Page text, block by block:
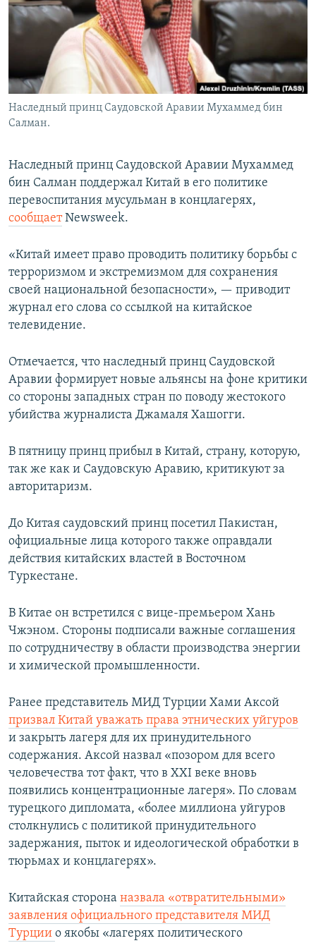
Наследный принц Саудовской Аравии Мухаммед бин
Салман.
Наследный принц Саудовской Аравии Мухаммед
бин Салман поддержал Китай в его политике
перевоспитания мусульман в концлагерях,
сообщаетNewsweek.
«Китай имеет право проводить политику борьбы с
терроризмом и экстремизмом для сохранения
своей национальной безопасности», — приводит
журнал его слова со ссылкой на китайское
телевидение.
Отмечается, что наследный принц Саудовской
Аравии формирует новые альянсы на фоне критики
со стороны западных стран по поводу жестокого
убийства журналиста Джамаля Хашогги.
В пятницу принц прибыл в Китай, страну, которую,
так же как и Саудовскую Аравию, критикуют за
авторитаризм.
До Китая саудовский принц посетил Пакистан,
официальные лица которого также оправдали
действия китайских властей в Восточном
Туркестане.
В Китае он встретился с вице-премьером Хань
Чжэном. Стороны подписали важные соглашения
по сотрудничеству в области производства энергии
и химической промышленности.
Ранее представитель МИД Турции Хами Аксой
призвал Китай уважать права этнических уйгуров
и закрыть лагеря для их принудительного
содержания. Аксой назвал «позором для всего
человечества тот факт, что в XXI веке вновь
появились концентрационные лагеря». По словам
турецкого дипломата, «более миллиона уйгуров
столкнулись с политикой принудительного
задержания, пыток и идеологической обработки в
тюрьмах и концлагерях».
Китайская сторона назвала «отвратительными»
заявления официального представителя МИД
Турции о якобы «лагерях политического